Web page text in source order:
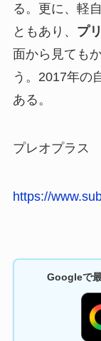
る。更に、軽
ともあり、 プ
面から見ても
う。2017年の
ある。
プレオプラス
https://
Googleで